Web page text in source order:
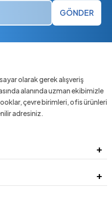
GÖNDER
olarak gerek alışveriş
alanında uzman ekibimizle
çevre birimleri, ofis ürünleri
adresiniz.